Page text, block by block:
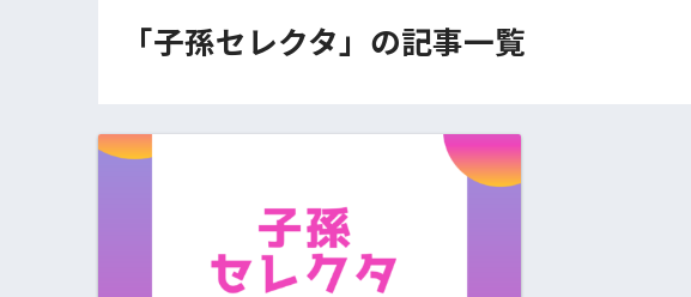
「子孫セレクタ」の記事一覧